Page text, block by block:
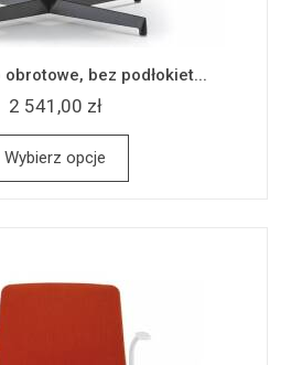
obrotowe, bez podłokiet...
2 541,00 zł
Wybierz opcje